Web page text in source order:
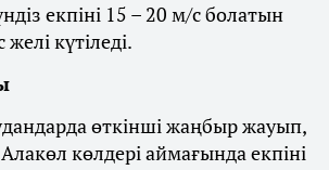
екпіні 15 – 20 м/с болатын
күтіледі.
өткінші жаңбыр жауып,
көлдері аймағында екпіні